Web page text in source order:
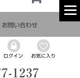
お問い合わせ
ログイン お気に入り